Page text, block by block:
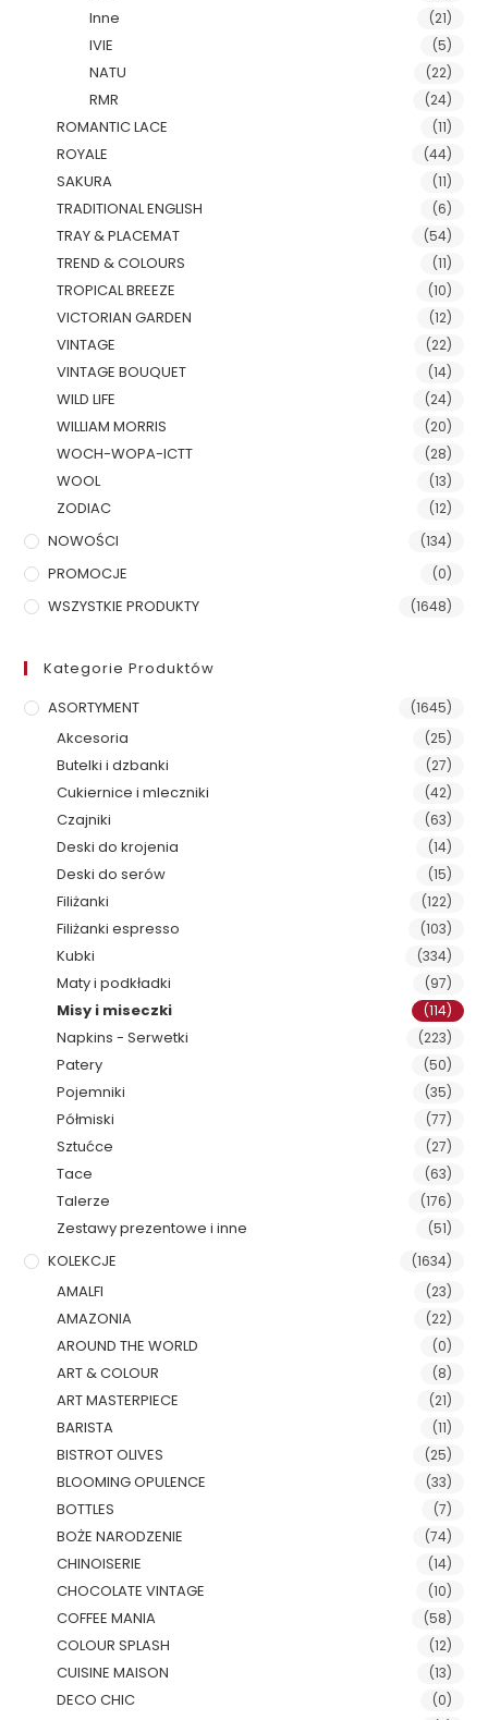
Inne (21)
IVIE (5)
NATU (22)
RMR (24)
ROMANTIC LACE (11)
ROYALE (44)
SAKURA (11)
TRADITIONAL ENGLISH (6)
TRAY & PLACEMAT (54)
TREND & COLOURS (11)
TROPICAL BREEZE (10)
VICTORIAN GARDEN (12)
VINTAGE (22)
VINTAGE BOUQUET (14)
WILD LIFE (24)
WILLIAM MORRIS (20)
WOCH-WOPA-ICTT (28)
WOOL (13)
ZODIAC (12)
NOWOŚCI (134)
PROMOCJE (0)
WSZYSTKIE PRODUKTY (1648)
Kategorie Produktów
ASORTYMENT
(1645)
Akcesoria (25)
Butelki i dzbanki (27)
Cukiernice i mleczniki (42)
Czajniki (63)
Deski do krojenia (14)
Deski do serów (15)
Filiżanki (122)
Filiżanki espresso (103)
Kubki (334)
Maty i podkładki (97)
Misy i miseczki (114)
Napkins - Serwetki (223)
Patery (50)
Pojemniki (35)
Półmiski (77)
Sztućce (27)
Tace (63)
Talerze (176)
Zestawy prezentowe i inne (51)
KOLEKCJE (1634)
AMALFI (23)
AMAZONIA (22)
AROUND THE WORLD (0)
ART & COLOUR (8)
ART MASTERPIECE (21)
BARISTA (11)
BISTROT OLIVES (25)
BLOOMING OPULENCE (33)
BOTTLES (7)
BOŻE NARODZENIE (74)
CHINOISERIE (14)
CHOCOLATE VINTAGE (10)
COFFEE MANIA (58)
COLOUR SPLASH (12)
CUISINE MAISON (13)
DECO CHIC (0)